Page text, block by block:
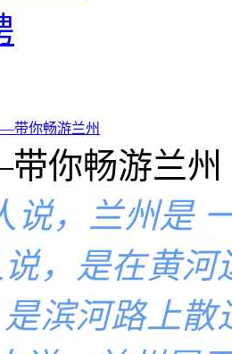
带你畅游兰州
你畅游兰州
说，兰州是
，是在黄
是滨河路上散